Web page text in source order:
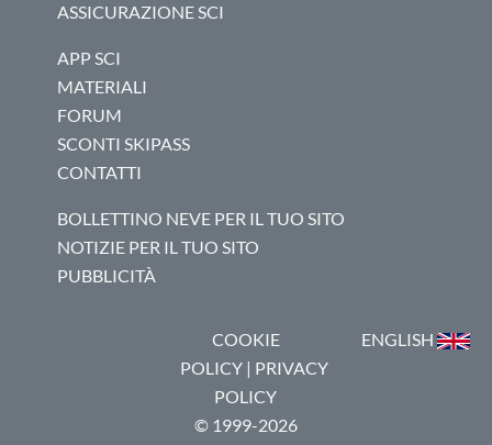
ASSICURAZIONE SCI
APP SCI
MATERIALI
FORUM
SCONTI SKIPASS
CONTATTI
BOLLETTINO NEVE PER IL TUO SITO
NOTIZIE PER IL TUO SITO
PUBBLICITÀ
COOKIE
POLICY| PRIVACY
POLICY
© 1999-2026
ENGLISH